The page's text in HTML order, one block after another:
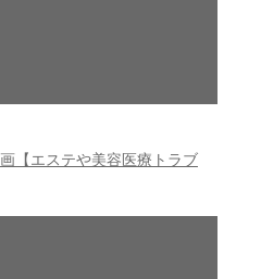
【エステや美容医療トラブ